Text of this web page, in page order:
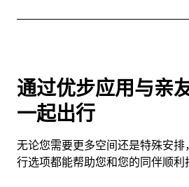
通过优步应用与亲
一起出行
无论您需要更多空间还是特殊安排
行选项都能帮助您和您的同伴顺利